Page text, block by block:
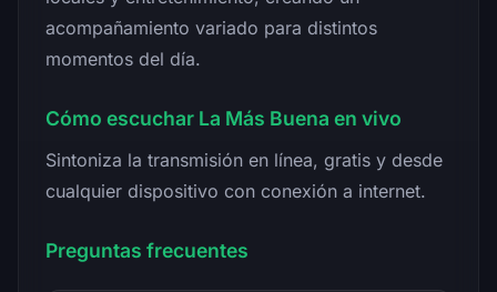
acompañamiento variado para distintos
momentos del día.
Cómo escuchar La Más Buena en vivo
Sintoniza la transmisión en línea, gratis y desde
cualquier dispositivo con conexión a internet.
Preguntas frecuentes